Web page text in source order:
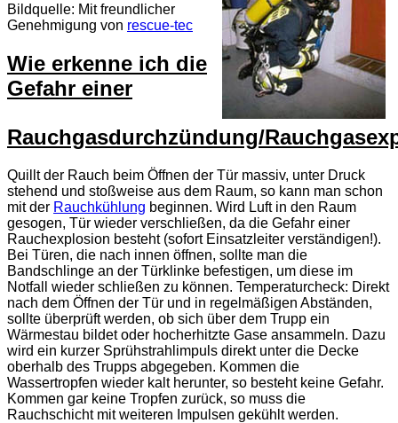
Bildquelle: Mit freundlicher
Genehmigung von rescue-tec
Wie erkenne ich die
Gefahr einer
Rauchgasdurchzündung/
Quillt der Rauch beim Öffnen der Tür massiv, unter Druck
stehend und stoßweise aus dem Raum, so kann man schon
mit der Rauchkühlung beginnen. Wird Luft in den Raum
gesogen, Tür wieder verschließen, da die Gefahr einer
Rauchexplosion besteht (sofort Einsatzleiter verständigen!).
Bei Türen, die nach innen öffnen, sollte man die
Bandschlinge an der Türklinke befestigen, um diese im
Notfall wieder schließen zu können. Temperaturcheck: Direkt
nach dem Öffnen der Tür und in regelmäßigen Abständen,
sollte überprüft werden, ob sich über dem Trupp ein
Wärmestau bildet oder hocherhitzte Gase ansammeln. Dazu
wird ein kurzer Sprühstrahlimpuls direkt unter die Decke
oberhalb des Trupps abgegeben. Kommen die
Wassertropfen wieder kalt herunter, so besteht keine Gefahr.
Kommen gar keine Tropfen zurück, so muss die
Rauchschicht mit weiteren Impulsen gekühlt werden.